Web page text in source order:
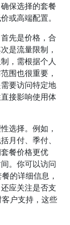
保选择的套餐
或高端配置。
先是价格，合
是流量限制，
，需根据个人
围也很重要，
要访问特定地
接影响使用体
选择。例如，
月付、季付、
餐价格更优
。你可以访问
的详细信息，
应关注是否支
户支持，这些